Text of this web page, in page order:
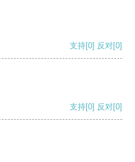
支持[0] 反对[0]
支持[0] 反对[0]